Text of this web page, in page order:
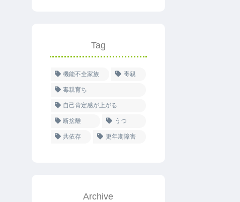
Tag
機能不全家族 毒親
毒親育ち
自己肯定感が上がる
断捨離 うつ
共依存 更年期障害
Archive